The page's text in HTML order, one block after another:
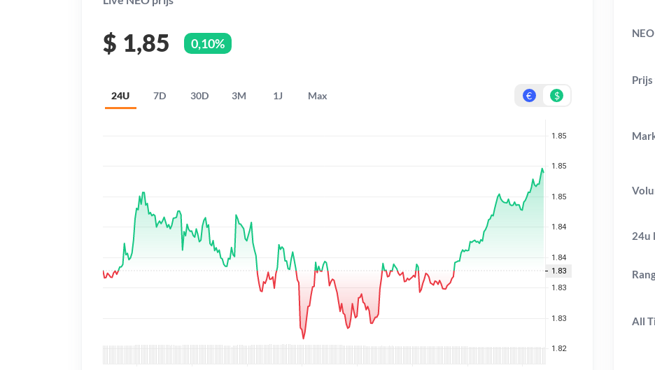
$ 1,85 0,10%
24U 7D 30D 3M 1J Max € $
24u
All